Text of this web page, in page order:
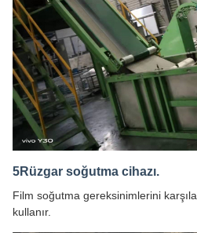
5Rüzgar soğutma cihazı.
Film soğutma gereksinimlerini
kullanır.